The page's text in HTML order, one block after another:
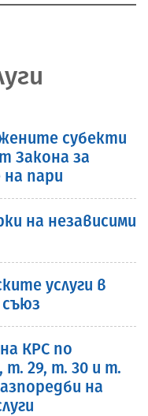
субекти
Закона за
пари
на независими
услуги в
КРС по
т. 29, т. 30 и т.
на